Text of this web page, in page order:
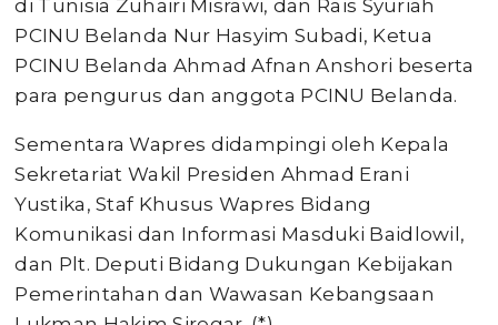
di Tunisia Zuhairi Misrawi, dan Rais Syuriah
PCINU Belanda Nur Hasyim Subadi, Ketua
PCINU Belanda Ahmad Afnan Anshori beserta
para pengurus dan anggota PCINU Belanda.
Sementara Wapres didampingi oleh Kepala
Sekretariat Wakil Presiden Ahmad Erani
Yustika, Staf Khusus Wapres Bidang
Komunikasi dan Informasi Masduki Baidlowil,
dan Plt. Deputi Bidang Dukungan Kebijakan
Pemerintahan dan Wawasan Kebangsaan